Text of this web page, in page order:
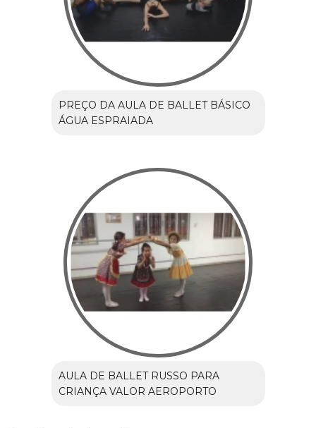
PREÇO DA AULA DE BALLET BÁSICO
ÁGUA ESPRAIADA
AULA DE BALLET RUSSO PARA
CRIANÇA VALOR AEROPORTO